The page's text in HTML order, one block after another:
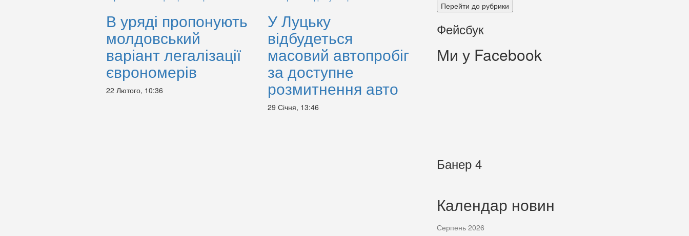
В уряді пропонують
молдовський
варіант легалізації
єврономерів
22 Лютого, 10:36
У Луцьку
відбудеться
масовий автопробіг
за доступне
розмитнення авто
29 Січня, 13:46
Перейти до рубрики
Фейсбук
Ми у Facebook
Банер 4
Календар новин
Серпень 2026